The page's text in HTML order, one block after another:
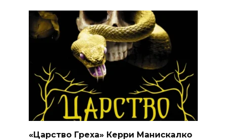
«Царство Греха» Керри Манискалко